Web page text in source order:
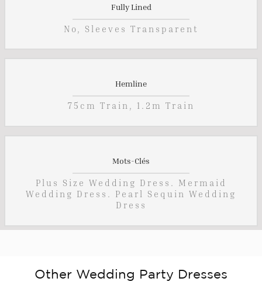
Fully Lined
No, Sleeves Transparent
Hemline
75cm Train, 1.2m Train
Mots-Clés
Plus Size Wedding Dress. Mermaid
Wedding Dress. Pearl Sequin Wedding
Dress
Other Wedding Party Dresses